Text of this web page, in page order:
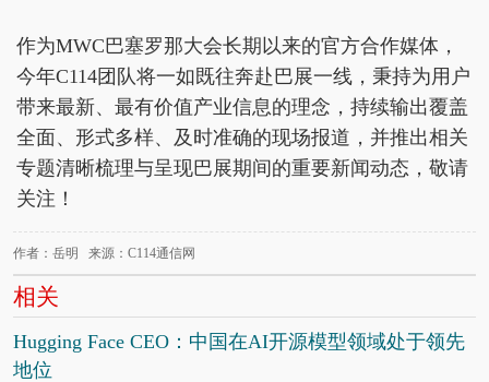
作为MWC巴塞罗那大会长期以来的官方合作媒体，
今年C114团队将一如既往奔赴巴展一线，秉持为用户
带来最新、最有价值产业信息的理念，持续输出覆盖
全面、形式多样、及时准确的现场报道，并推出相关
专题清晰梳理与呈现巴展期间的重要新闻动态，敬请
关注！
作者：岳明 来源：C114通信网
相关
Hugging Face CEO：中国在AI开源模型领域处于领先
地位